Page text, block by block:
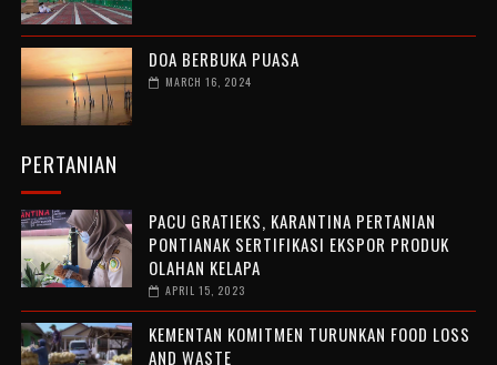
DOA BERBUKA PUASA
MARCH 16, 2024
PERTANIAN
PACU GRATIEKS, KARANTINA PERTANIAN
PONTIANAK SERTIFIKASI EKSPOR PRODUK
OLAHAN KELAPA
APRIL 15, 2023
KEMENTAN KOMITMEN TURUNKAN FOOD LOSS
AND WASTE